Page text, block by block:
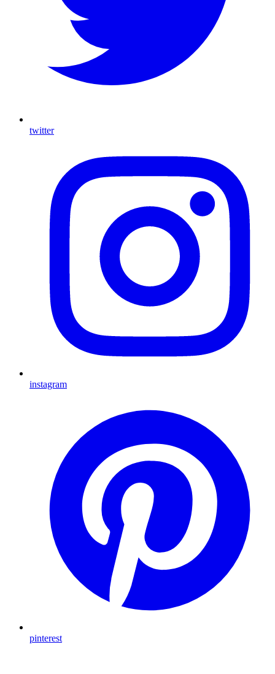
twitter
instagram
pinterest